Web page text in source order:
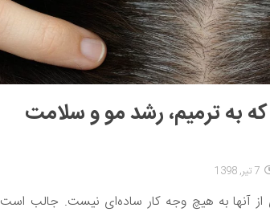
به ترمیم، رشد مو و سلامت
7 تیر, 1398
از آنها به هیچ وجه کار ساده‌ای نیست. جالب است